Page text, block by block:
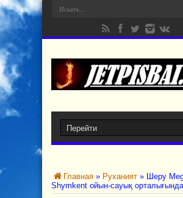
Главная » Руханият » Шеру
Shymkent ойын-сауық